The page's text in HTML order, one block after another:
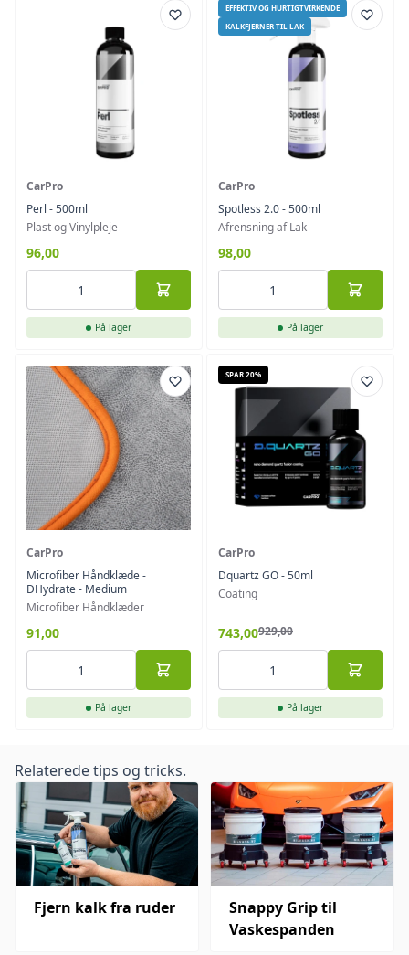
CarPro
Perl - 500ml
Plast og Vinylpleje
96,00
På lager
EFFEKTIV OG HURTIGTVIRKENDE
KALKFJERNER TIL LAK
CarPro
Spotless 2.0 - 500ml
Afrensning af Lak
98,00
På lager
CarPro
Microfiber Håndklæde -
DHydrate - Medium
Microfiber Håndklæder
91,00
På lager
SPAR 20%
CarPro
Dquartz GO - 50ml
Coating
743,00929,00
På lager
Relaterede tips og tricks.
Fjern kalk fra ruder
Snappy Grip til
Vaskespanden